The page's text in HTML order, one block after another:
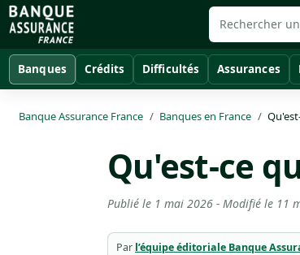
Banques Crédits Difficultés Assurances
Banque Assurance France Banques en France
Qu'est-ce
Publié le 1 mai 2026 - Modifié le 11
Par l’équipe éditoriale Banque